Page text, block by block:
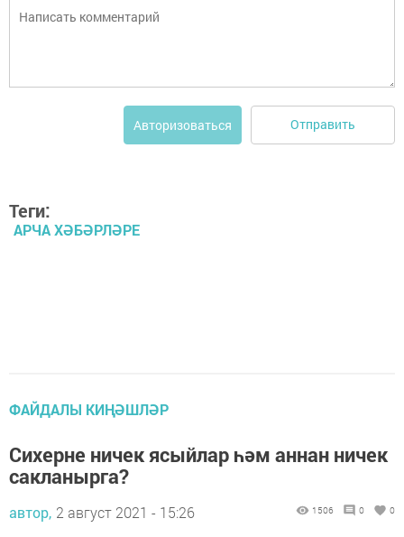
Авторизоваться Отправить
Теги:
АРЧА ХӘБӘРЛӘРЕ
ФАЙДАЛЫ КИҢӘШЛӘР
Сихерне ничек ясыйлар һәм аннан ничек
сакланырга?
автор, 2 август 2021 - 15:26 1506 0 0